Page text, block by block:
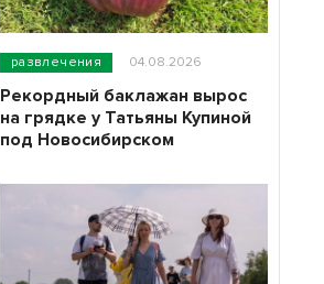
развлечения 04.08.2026
Рекордный баклажан вырос
на грядке у Татьяны Купиной
под Новосибирском